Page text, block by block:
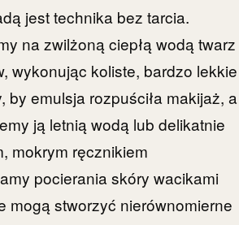
jest technika bez tarcia.
na zwilżoną ciepłą wodą twarz
wykonując koliste, bardzo lekkie
by emulsja rozpuściła makijaż, a
ją letnią wodą lub delikatnie
mokrym ręcznikiem
pocierania skóry wacikami
mogą stworzyć nierównomierne